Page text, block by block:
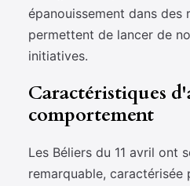
épanouissement dans des
permettent de lancer de
initiatives.
Caractéristiques
comportement
Les Béliers du 11 avril ont
remarquable, caractérisée